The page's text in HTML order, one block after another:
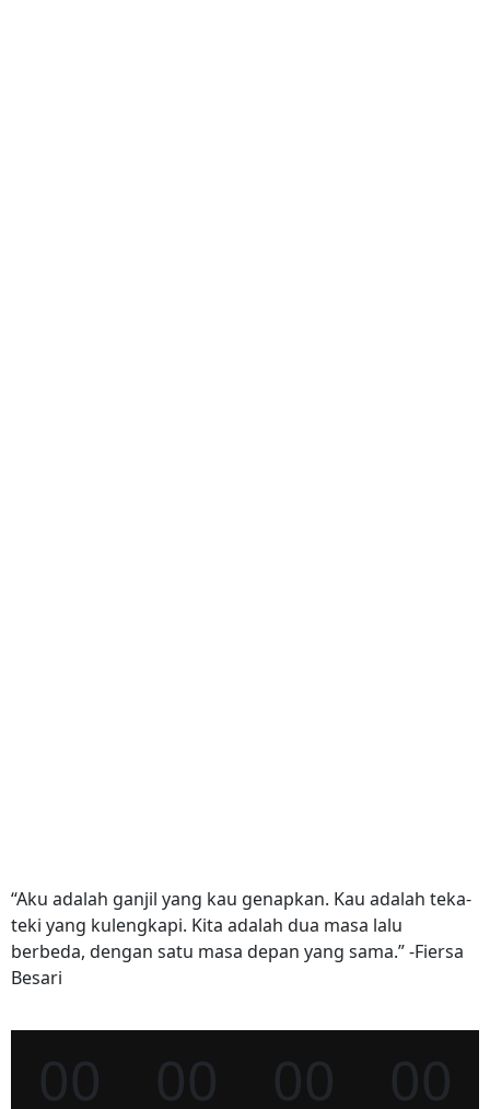
“Aku adalah ganjil yang kau genapkan. Kau adalah teka-
teki yang kulengkapi. Kita adalah dua masa lalu
berbeda, dengan satu masa depan yang sama.” -Fiersa
Besari
00 00 00 00